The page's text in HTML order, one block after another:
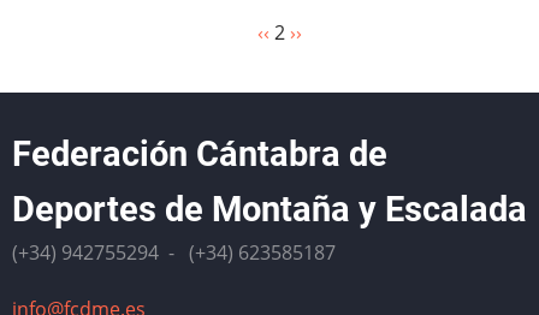
Página
‹‹ 2 Siguiente
››
Federación Cántabra de
Deportes de Montaña y Escalada
(+34) 942755294 - (+34) 623585187
info@fcdme.es